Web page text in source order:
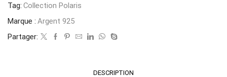
Tag: Collection Polaris
Marque : Argent 925
Partager:
DESCRIPTION